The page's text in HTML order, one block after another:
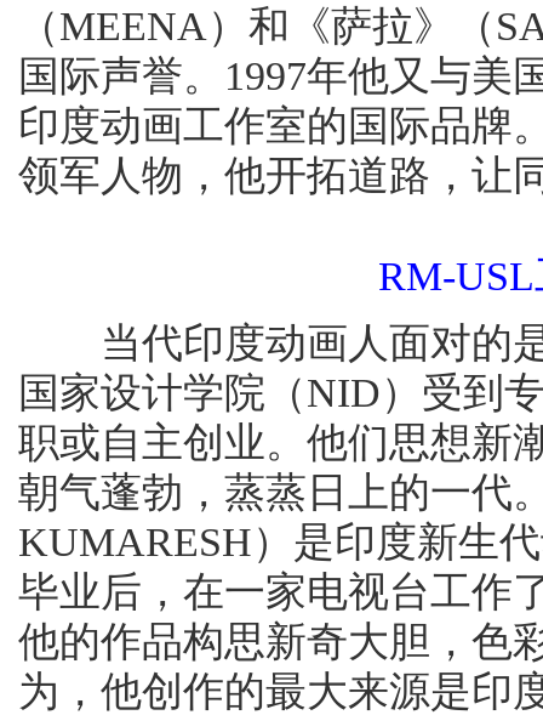
（MEENA）和《萨拉》（
国际声誉。1997年他又与美
印度动画工作室的国际品牌
领军人物，他开拓道路，让
RM-
当代印度动画人面对的是
国家设计学院（NID）受到
职或自主创业。他们思想新
朝气蓬勃，蒸蒸日上的一代
KUMARESH）是印度新生
毕业后，在一家电视台工作
他的作品构思新奇大胆，色
为，他创作的最大来源是印